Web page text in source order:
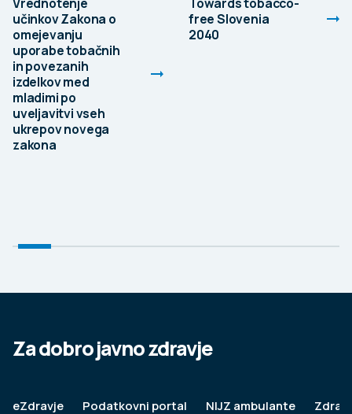
učinkov Zakona o
omejevanju
uporabe tobačnih
in povezanih
izdelkov med
mladimi po
uveljavitvi vseh
ukrepov novega
zakona
free Slovenia
2040
Za dobro javno zdravje
eZdravje Podatkovni portal NIJZ ambulante